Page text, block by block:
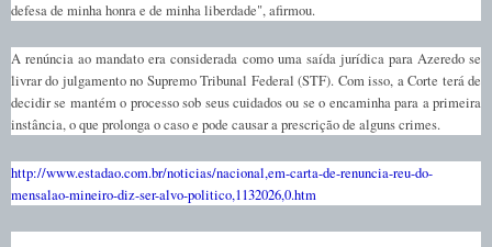
defesa de minha honra e de minha liberdade", afirmou.
A renúncia ao mandato era considerada como uma saída jurídica para Azeredo se
livrar do julgamento no Supremo Tribunal Federal (STF). Com isso, a Corte terá de
decidir se mantém o processo sob seus cuidados ou se o encaminha para a primeira
instância, o que prolonga o caso e pode causar a prescrição de alguns crimes.
http://www.estadao.com.br/noticias/nacional,em-carta-de-renuncia-reu-do-
mensalao-mineiro-diz-ser-alvo-politico,1132026,0.htm